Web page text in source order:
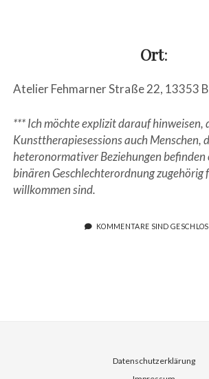
Ort:
Atelier Fehmarner Straße 22, 13353
*** Ich möchte explizit darauf hinweisen,
Kunsttherapiesessionsauch Menschen,
heteronormativer Beziehungen befinden
binären Geschlechterordnung zugehörig
willkommen sind.
KOMMENTARE SIND
Datenschutzerklärung